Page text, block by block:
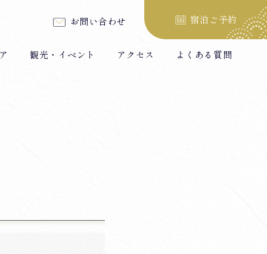
観光・イベント アクセス よくある質問
お問い合わせ 宿泊ご予約